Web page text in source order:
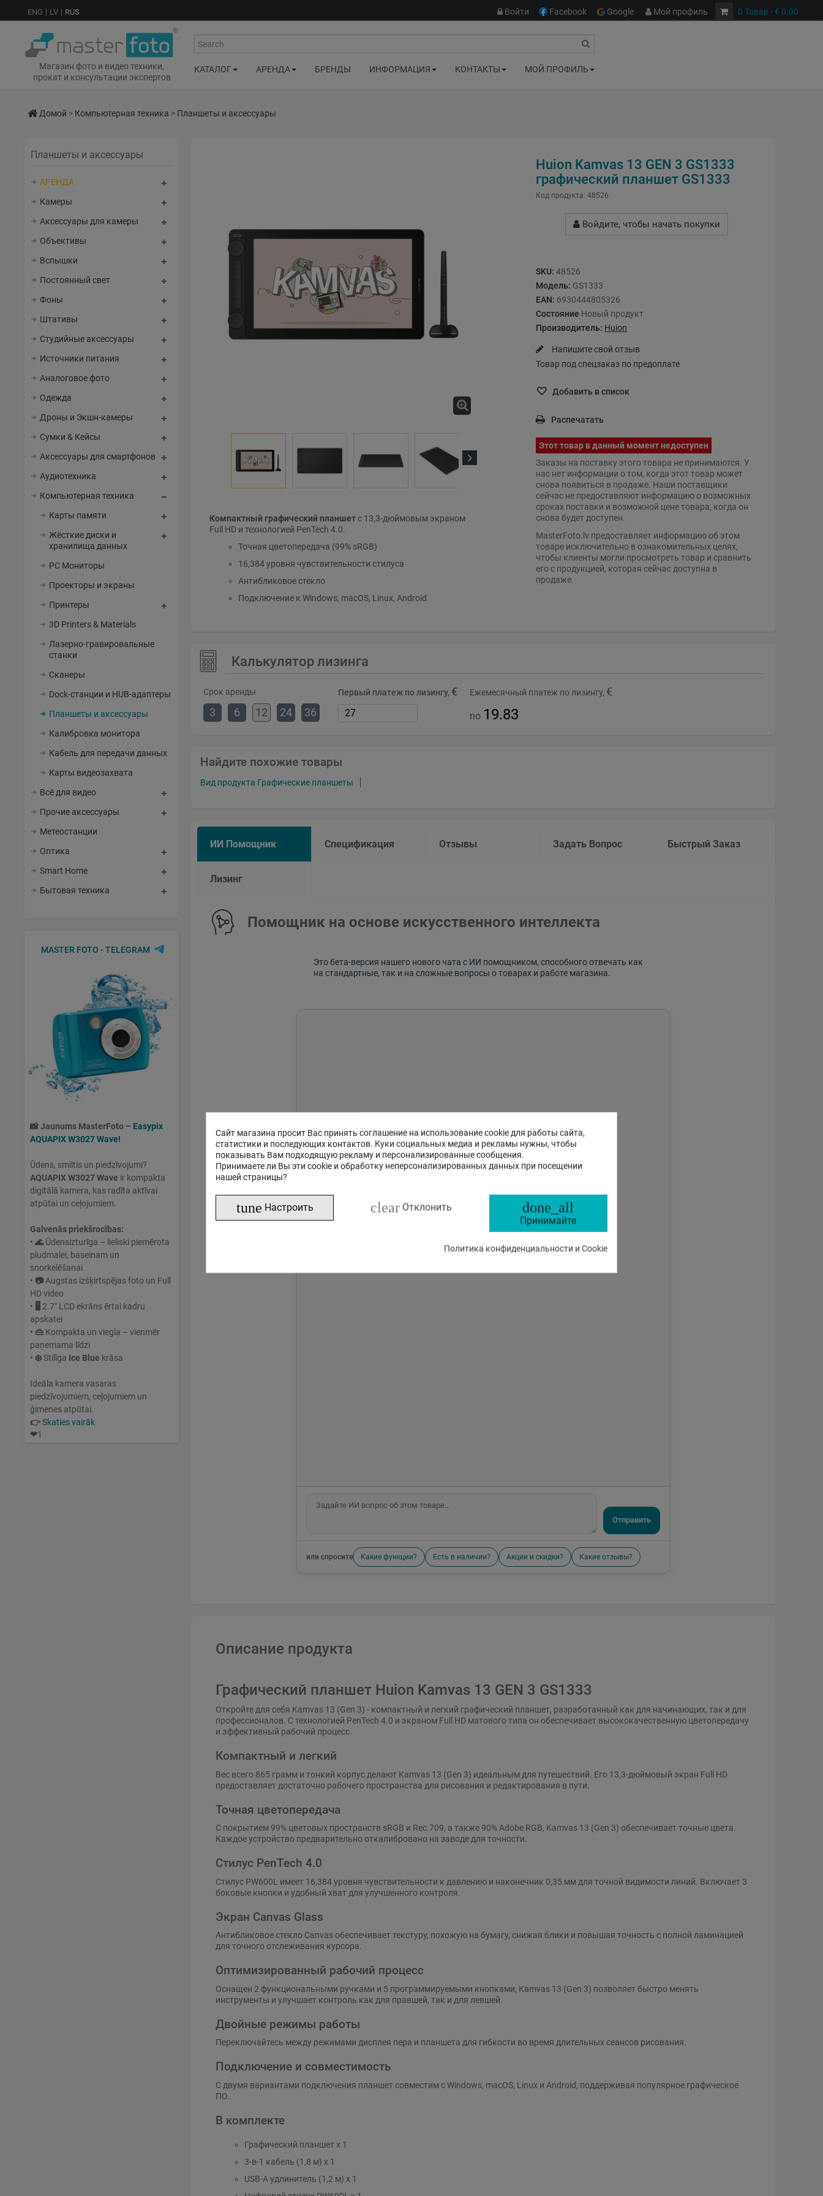
Сайт магазина просит Вас принять соглашение на использование cookie для работы сайта,
статистики и последующих контактов. Куки социальных медиа и рекламы нужны, чтобы
показывать Вам подходящую рекламу и персонализированные сообщения.
Принимаете ли Вы эти cookie и обработку неперсонализированных данных при посещении
нашей страницы?
tune Настроить clear Отклонить done_all
Принимайте
Политика конфиденциальности и Cookie
ENG LV RUS 0 Товар - € 0.00
Войти Facebook Google Мой профиль
Магазин фото и видео техники,
прокат и консультации экспертов
Search
КАТАЛОГ АРЕНДА БРЕНДЫ ИНФОРМАЦИЯ КОНТАКТЫ МОЙ ПРОФИЛЬ
Домой > Компьютерная техника > Планшеты и аксессуары
Планшеты и аксессуары
АРЕНДА
Камеры
Аксессуары для камеры
Объективы
Вспышки
Постоянный свет
Фоны
Штативы
Студийные аксессуары
Источники питания
Аналоговое фото
Одежда
Дроны и Экшн-камеры
Сумки & Кейсы
Аксессуары для смартфонов
Аудиотехника
Компьютерная техника
Карты памяти
Жёсткие диски и
хранилища данных
PC Мониторы
Проекторы и экраны
Принтеры
3D Printers & Materials
Лазерно-гравировальные
станки
Сканеры
Dock-станции и HUB-адаптеры
Планшеты и аксессуары
Калибровка монитора
Кабель для передачи данных
Карты видеозахвата
Всё для видео
Прочие аксессуары
Метеостанции
Оптика
Smart Home
Бытовая техника
MASTER FOTO - TELEGRAM
📸Jaunums MasterFoto – Easypix
AQUAPIX W3027 Wave!
Ūdens, smiltis un piedzīvojumi?
AQUAPIX W3027 Wave ir kompakta
digitālā kamera, kas radīta aktīvai
atpūtai un ceļojumiem.
Galvenās priekšrocības:
• 🌊Ūdensizturīga – lieliski piemērota
pludmalei, baseinam un
snorkelēšanai
• 📷 Augstas izšķirtspējas foto un Full
HD video
• 🖥 2.7" LCD ekrāns ērtai kadru
apskatei
• 👜 Kompakta un viegla – vienmēr
paņemama līdzi
• ❄️Stilīga Ice Blue krāsa
Ideāla kamera vasaras
piedzīvojumiem, ceļojumiem un
ģimenes atpūtai.
👉Skaties vairāk
❤1
Компактный графический планшетс 13,3-дюймовым экраном
Full HD и технологией PenTech 4.0.
Точная цветопередача (99% sRGB)
16,384 уровня чувствительности стилуса
Антибликовое стекло
Подключение к Windows, macOS, Linux, Android
Huion Kamvas 13 GEN 3 GS1333
графический планшет GS1333
Код продукта: 48526
Войдите, чтобы начать покупки
SKU: 48526
Модель: GS1333
EAN: 6930444805326
Состояние Новый продукт
Производитель: Huion
Напишите свой отзыв
Товар под спецзаказ по предоплате
Добавить в список
Распечатать
Этот товар в данный момент недоступен
Заказы на поставку этого товара не принимаются. У
нас нет информации о том, когда этот товар может
снова появиться в продаже. Наши поставщики
сейчас не предоставляют информацию о возможных
сроках поставки и возможной цене товара, когда он
снова будет доступен.
MasterFoto.lv предоставляет информацию об этом
товаре исключительно в ознакомительных целях,
чтобы клиенты могли просмотреть товар и сравнить
его с продукцией, которая сейчас доступна в
продаже.
Калькулятор лизинга
Срок аренды
3 6 12 24 36
Первый платеж по лизингу, € Ежемесячный платеж по лизингу, €
no 19.83
Найдите похожие товары
Вид продукта Графические планшеты
ИИ Помощник Спецификация Отзывы Задать Вопрос Быстрый Заказ
Лизинг
Помощник на основе искусственного интеллекта
Это бета-версия нашего нового чата с ИИ помощником, способного отвечать как
на стандартные, так и на сложные вопросы о товарах и работе магазина.
Отправить
или спросите Какие функции? Есть в наличии? Акции и скидки? Какие отзывы?
Описание продукта
Графический планшет Huion Kamvas 13 GEN 3 GS1333
Откройте для себя Kamvas 13 (Gen 3) - компактный и легкий графический планшет, разработанный как для начинающих, так и для
профессионалов. С технологией PenTech 4.0 и экраном Full HD матового типа он обеспечивает высококачественную цветопередачу
и эффективный рабочий процесс.
Компактный и легкий
Вес всего 865 грамм и тонкий корпус делают Kamvas 13 (Gen 3) идеальным для путешествий. Его 13,3-дюймовый экран Full HD
предоставляет достаточно рабочего пространства для рисования и редактирования в пути.
Точная цветопередача
С покрытием 99% цветовых пространств sRGB и Rec.709, а также 90% Adobe RGB, Kamvas 13 (Gen 3) обеспечивает точные цвета.
Каждое устройство предварительно откалибровано на заводе для точности.
Стилус PenTech 4.0
Стилус PW600L имеет 16,384 уровня чувствительности к давлению и наконечник 0,35 мм для точной видимости линий. Включает 3
боковые кнопки и удобный хват для улучшенного контроля.
Экран Canvas Glass
Антибликовое стекло Canvas обеспечивает текстуру, похожую на бумагу, снижая блики и повышая точность с полной ламинацией
для точного отслеживания курсора.
Оптимизированный рабочий процесс
Оснащен 2 функциональными ручками и 5 программируемыми кнопками, Kamvas 13 (Gen 3) позволяет быстро менять
инструменты и улучшает контроль как для правшей, так и для левшей.
Двойные режимы работы
Переключайтесь между режимами дисплея пера и планшета для гибкости во время длительных сеансов рисования.
Подключение и совместимость
С двумя вариантами подключения планшет совместим с Windows, macOS, Linux и Android, поддерживая популярное графическое
ПО.
В комплекте
Графический планшет x 1
3-в-1 кабель (1,8 м) x 1
USB-A удлинитель (1,2 м) x 1